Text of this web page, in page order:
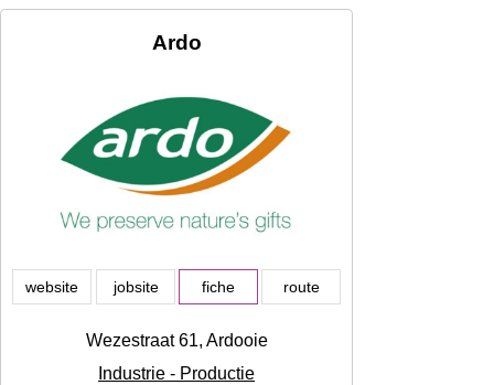
Ardo
website jobsite fiche route
Wezestraat 61, Ardooie
Industrie - Productie